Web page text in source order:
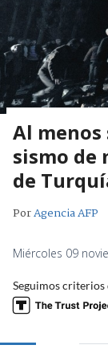
Al
sismo de
de
PorAgencia AFP
Miércoles 09
Seguimos criterios